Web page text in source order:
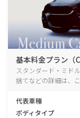
基本料金プラン（
スタンダード・ミド
捨てなどの詳細は、
代表車種
ボディタイプ